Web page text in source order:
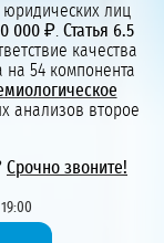
лиц
000 ₽. Статья 6.5
качества
54 компонента
анализов второе
Срочно звоните!